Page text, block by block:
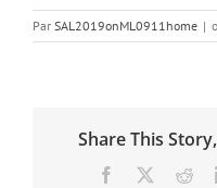
Par SAL2019onML0911home |
Share This
Facebook